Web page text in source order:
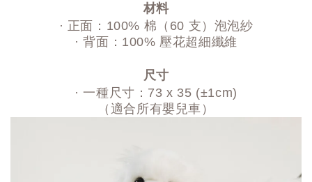
材料
· 正面：100% 棉（60 支）泡泡紗
· 背面：100% 壓花超細纖維
尺寸
· 一種尺寸：73 x 35 (±1cm)
（適合所有嬰兒車）